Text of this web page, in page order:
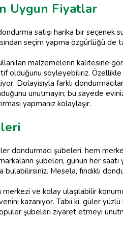
Uygun Fiyatlar
satışı harika bir seçenek
seçim yapma özgürlüğü de
malzemelerin kalitesine
olduğunu söyleyebiliriz. Özellikle
Dolayısıyla farklı
unutmayın; bu sayede
yapmanız kolaylaşır.
dondurmacı şubeleri, hem
şubeleri, günün her
Mesela, fındıklı
ve kolay ulaşılabilir
kazanıyor. Tabii ki, güler
şubeleri ziyaret etmeyi